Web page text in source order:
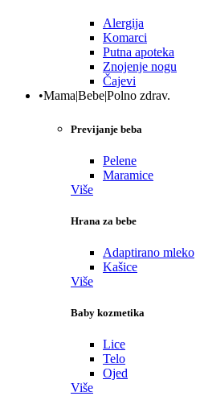
Alergija
Komarci
Putna apoteka
Znojenje nogu
Čajevi
•Mama|Bebe|Polno zdrav.
Previjanje beba
Pelene
Maramice
Više
Hrana za bebe
Adaptirano mleko
Kašice
Više
Baby kozmetika
Lice
Telo
Ojed
Više